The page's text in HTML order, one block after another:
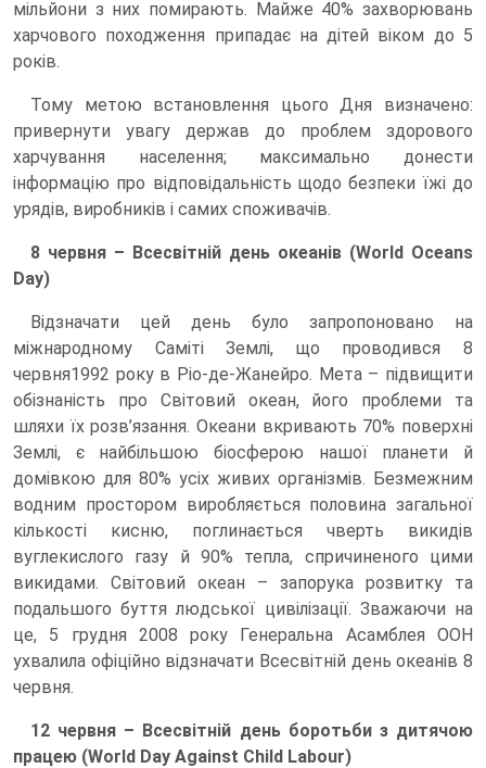
мільйони з них помирають. Майже 40% захворювань
харчового походження припадає на дітей віком до 5
років.
Тому метою встановлення цього Дня визначено:
привернути увагу держав до проблем здорового
харчування населення; максимально донести
інформацію про відповідальність щодо безпеки їжі до
урядів, виробників і самих споживачів.
8 червня – Всесвітній день океанів (World Oceans
Day)
Відзначати цей день було запропоновано на
міжнародному Саміті Землі, що проводився 8
червня1992 року в Ріо-де-Жанейро. Мета – підвищити
обізнаність про Світовий океан, його проблеми та
шляхи їх розв’язання. Океани вкривають 70% поверхні
Землі, є найбільшою біосферою нашої планети й
домівкою для 80% усіх живих організмів. Безмежним
водним простором виробляється половина загальної
кількості кисню, поглинається чверть викидів
вуглекислого газу й 90% тепла, спричиненого цими
викидами. Світовий океан – запорука розвитку та
подальшого буття людської цивілізації. Зважаючи на
це, 5 грудня 2008 року Генеральна Асамблея ООН
ухвалила офіційно відзначати Всесвітній день океанів 8
червня.
12 червня – Всесвітній день боротьби з дитячою
працею (World Day Against Child Labour)